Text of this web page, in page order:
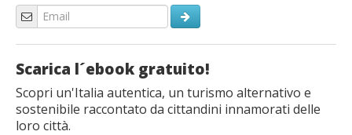
Scarica l´ebook gratuito!
Scopri un'Italia autentica, un turismo alternativo e
sostenibile raccontato da cittandini innamorati delle
loro città.